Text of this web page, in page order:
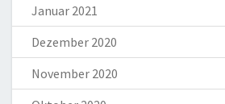
Januar 2021
Dezember 2020
November 2020